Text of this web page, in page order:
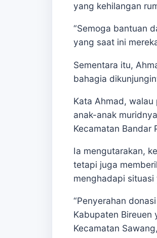
yang kehilangan
“Semoga bantuan
yang saat ini
Sementara itu,
bahagia
Kata Ahmad,
anak-anak
Kecamatan Bandar
Ia mengutarakan,
tetapi juga
menghadapi
“Penyerahan
Kabupaten Bireuen
Kecamatan